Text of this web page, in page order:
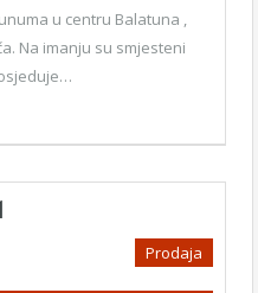
u centru Balatuna ,
Na imanju su smjesteni
Prodaja